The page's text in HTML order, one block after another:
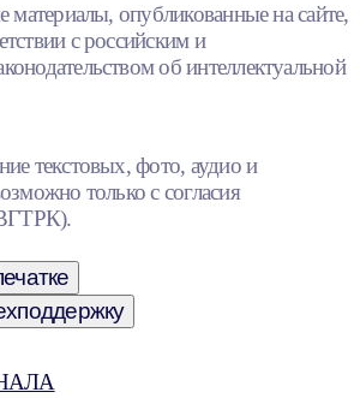
материалы, опубликованные на сайте,
с российским и
об интеллектуальной
текстовых, фото, аудио и
только с согласия